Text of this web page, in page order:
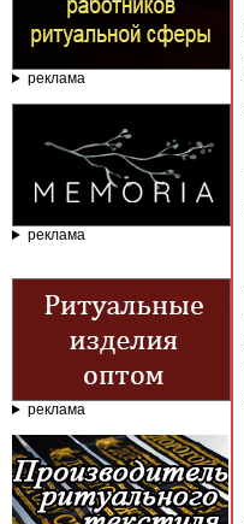
реклама
реклама
реклама